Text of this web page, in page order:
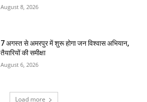
August 8, 2026
7 अगस्त से अमरपुर में शुरू होगा जन विश्वास अभियान,
तैयारियों की समीक्षा
August 6, 2026
Load more